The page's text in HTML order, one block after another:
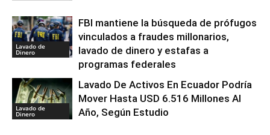
Lavado de
Dinero
FBI mantiene la búsqueda de prófugos
vinculados a fraudes millonarios,
lavado de dinero y estafas a
programas federales
Lavado de
Dinero
Lavado De Activos En Ecuador Podría
Mover Hasta USD 6.516 Millones Al
Año, Según Estudio